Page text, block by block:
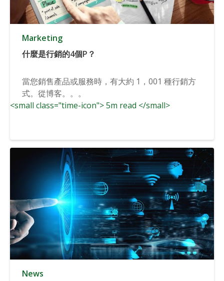
Marketing
什麼是行銷的4個P？
當您銷售產品或服務時，有大約 1，001 種行銷方
式。從博客。。。
<small class="time-icon"> 5m read </small>
News